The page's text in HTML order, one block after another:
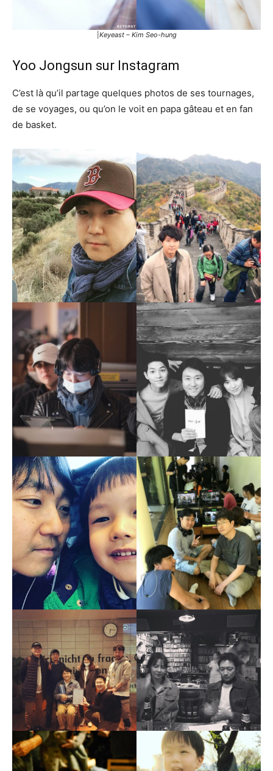
Keyeast – Kim Seo-hung
Yoo Jongsun sur Instagram
C’est là qu’il partage quelques photos de ses tournages,
de se voyages, ou qu’on le voit en papa gâteau et en fan
de basket.